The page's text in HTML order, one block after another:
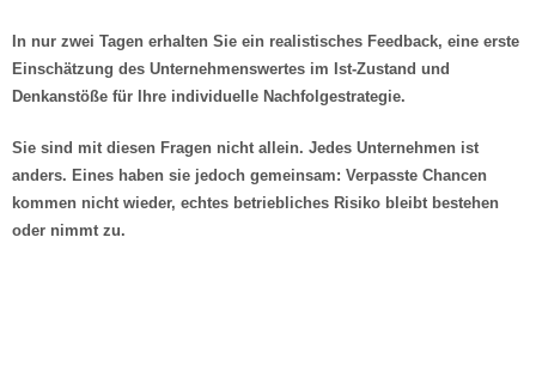
In nur zwei Tagen erhalten Sie ein realistisches Feedback, eine erste
Einschätzung des Unternehmenswertes im Ist-Zustand und
Denkanstöße für Ihre individuelle Nachfolgestrategie.
Sie sind mit diesen Fragen nicht allein. Jedes Unternehmen ist
anders. Eines haben sie jedoch gemeinsam: Verpasste Chancen
kommen nicht wieder, echtes betriebliches Risiko bleibt bestehen
oder nimmt zu.